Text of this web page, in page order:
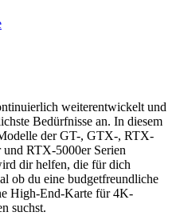
weiterentwickelt und
Bedürfnisse an. In diesem
der GT-, GTX-, RTX-
RTX-5000er Serien
dir helfen, die für dich
ob du eine budgetfreundliche
High-End-Karte für 4K-
suchst.